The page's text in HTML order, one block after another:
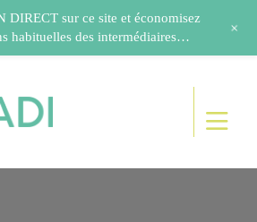
DIRECT sur ce site et économisez
habituelles des intermédiaires…
+